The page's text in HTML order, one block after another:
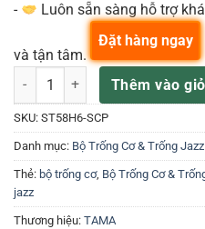
-
Luôn sẵn sàng hỗ trợ
và tận tâm.
Bộ Trống Cơ TAMA Stagestar
Thêm vào
Đặt hàng ngay
SKU: ST58H6-SCP
Danh mục: Bộ Trống Cơ & Trống Jazz
Thẻ: bộ trống cơ, Bộ Trống Cơ &
jazz
Thương hiệu: TAMA